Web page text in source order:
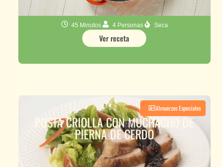
45 Minutos 4 Personas Seca
Ver receta
Almuerzos Especiales
POSTA CRIOLLA CON MUCHACHO DE
PIERNA DE CERDO